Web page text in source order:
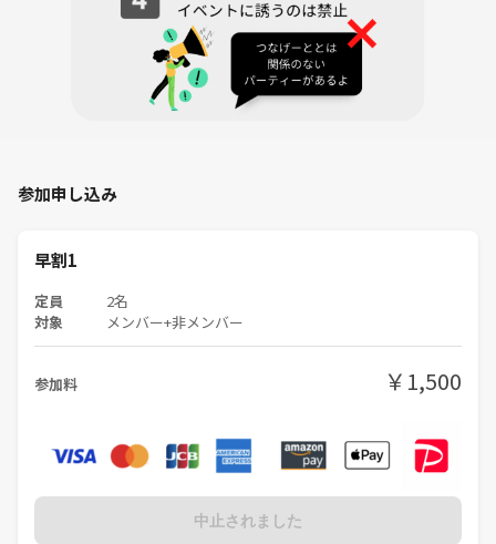
参加申し込み
早割1
定員 2名
対象 メンバー+非メンバー
参加料 ￥1,500
中止されました